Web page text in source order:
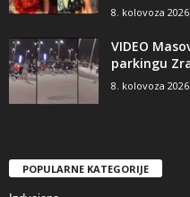
8. kolovoza 2026
VIDEO
parkingu
8. kolovoza 2026
POPULARNE KATEGORIJE